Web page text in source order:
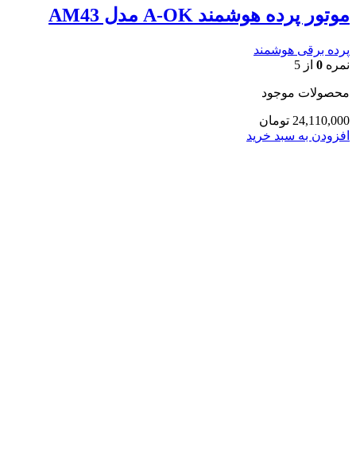
موتور پرده هوشمند A-OK مدل AM43
پرده برقی هوشمند
نمره 0 از 5
محصولات موجود
24,110,000 تومان
افزودن به سبد خرید